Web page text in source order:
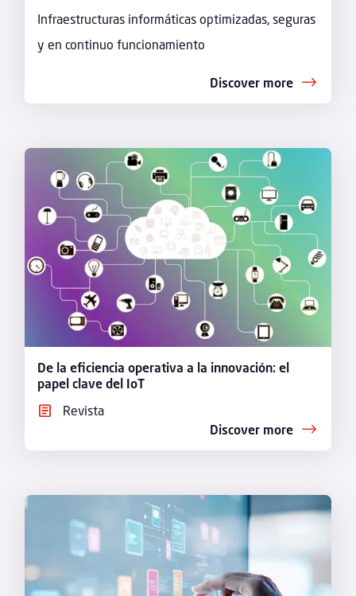
Infraestructuras informáticas optimizadas, seguras
y en continuo funcionamiento
Discover more
De la eficiencia operativa a la innovación: el
papel clave del IoT
Revista
Discover more